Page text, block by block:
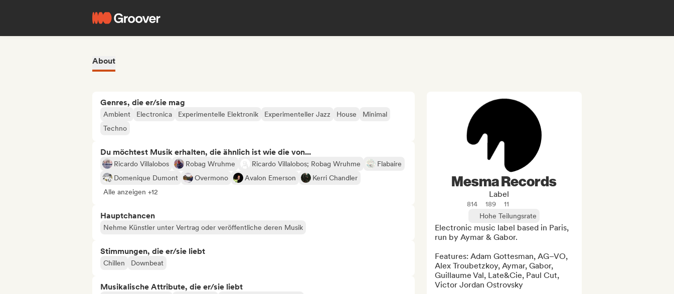
About
Genres, die er/sie mag
Ambient Electronica Experimentelle Elektronik Experimenteller Jazz House
Minimal
Techno
Du möchtest Musik erhalten, die ähnlich ist wie die von...
Ricardo Villalobos Robag Wruhme Ricardo Villalobos; Robag Wruhme
Flabaire
Domenique Dumont
Overmono Avalon Emerson
Kerri Chandler
Alle anzeigen +12
Hauptchancen
Nehme Künstler unter Vertrag oder veröffentliche deren Musik
Stimmungen, die er/sie liebt
Chillen Downbeat
Musikalische Attribute, die er/sie liebt
Mesma Records
Label
814 189
11
Hohe Teilungsrate
Electronic music label based in Paris,
run by Aymar & Gabor.
Features: Adam Gottesman, AG–VO,
Alex Troubetzkoy, Aymar, Gabor,
Guillaume Val, Late&Cie, Paul Cut,
Victor Jordan Ostrovsky